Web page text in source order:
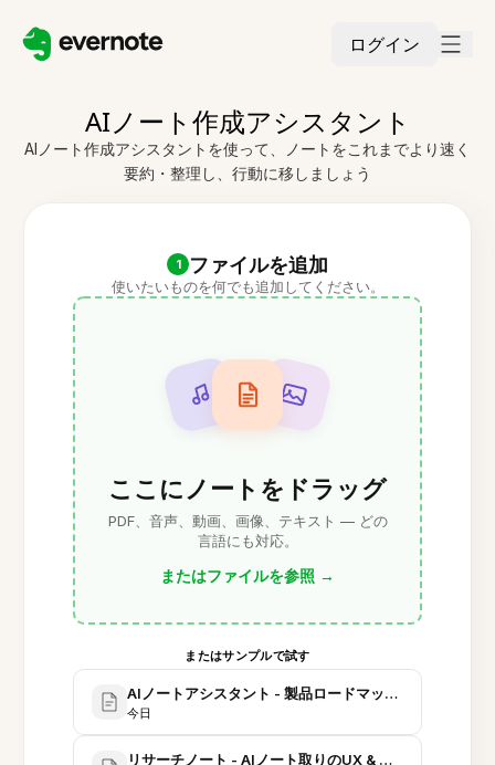
ログイン
AIノート作成アシスタント
AIノート作成アシスタントを使って、ノートをこれまでより速く
要約・整理し、行動に移しましょう
1 ファイルを追加
使いたいものを何でも追加してください。
ここにノートをドラッグ
PDF、音声、動画、画像、テキスト — どの
言語にも対応。
またはファイルを参照 →
またはサンプルで試す
AIノートアシスタント - 製品ロードマップ＆ローンチ計
今日
リサーチノート - AIノート取りのUX & 比較研究